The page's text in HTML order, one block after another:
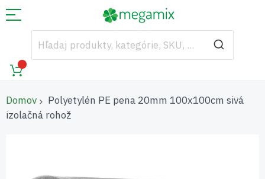
Domov
Polyetylén PE pena 20mm 100x100cm sivá
izolačná rohož